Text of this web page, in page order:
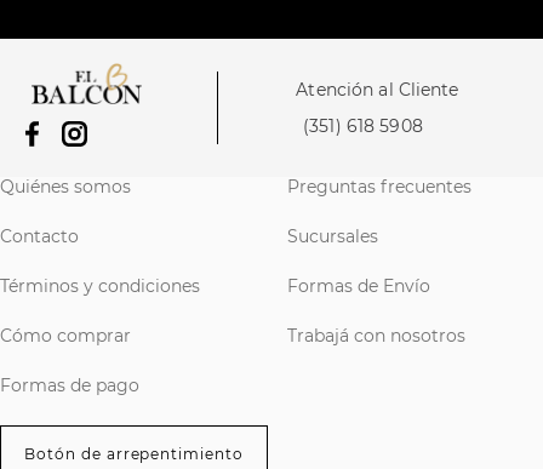
Atención al Cliente
(351) 618 5908
Quiénes somos Preguntas frecuentes
Contacto Sucursales
Términos y condiciones Formas de Envío
Cómo comprar Trabajá con nosotros
Formas de pago
Botón de arrepentimiento